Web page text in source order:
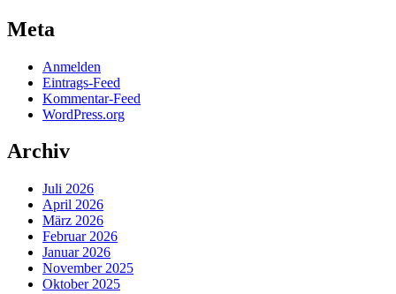
Meta
Anmelden
Eintrags-Feed
Kommentar-Feed
WordPress.org
Archiv
Juli 2026
April 2026
März 2026
Februar 2026
Januar 2026
November 2025
Oktober 2025